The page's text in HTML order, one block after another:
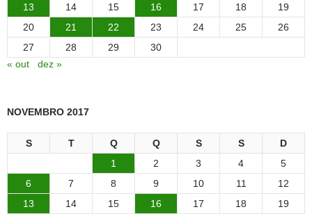
13
14 15 16 17 18
19
20
21 22 23 24 25
26
27
28 29
30
« out
dez »
NOVEMBRO 2017
S T Q Q S S
D
1
2 3 4
5
6
7 8 9 10 11
12
13
14 15 16 17 18 19